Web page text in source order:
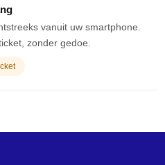
vanuit uw smartphone.
zonder gedoe.